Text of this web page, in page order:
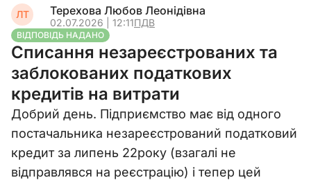
ЛТ Терехова Любов Леонідівна
02.07.2026 | 12:11ПДВ
ВІДПОВІДЬ НАДАНО
Списання незареєстрованих та
заблокованих податкових
кредитів на витрати
Добрий день. Підприємство має від одного
постачальника незареєстрований податковий
кредит за липень 22року (взагалі не
відправлявся на реєстрацію) і тепер цей